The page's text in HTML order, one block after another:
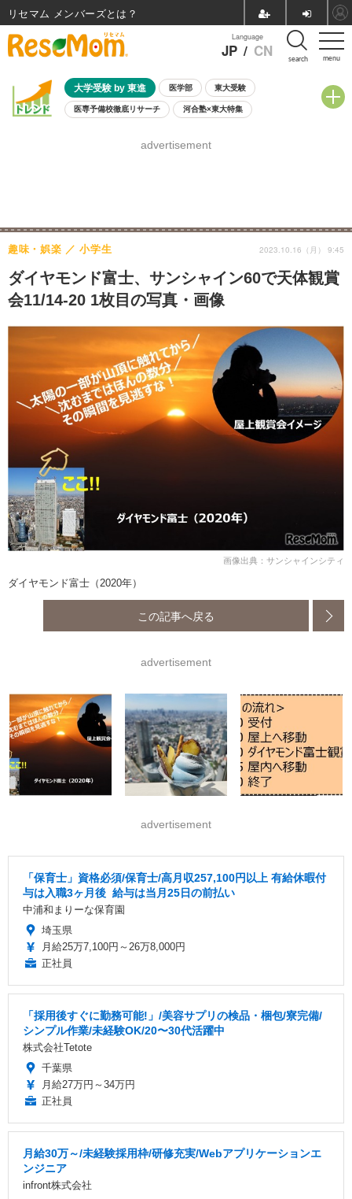
menu
Language
JP / CN search
大学受験 by 東進 医学部 東大受験
医専予備校徹底リサーチ 河合塾×東大特集
8月開催学校説明会・相談会
advertisement
ダイヤモンド富士、サンシャイン60で天体観賞
会11/14-20 1枚目の写真・画像
趣味・娯楽 小学生 2023.10.16（月） 9:45
画像出典：サンシャインシティ
ダイヤモンド富士（2020年）
この記事へ戻る
advertisement
advertisement
「保育士」資格必須/保育士/️高月収257,100円以上 ️有給休暇付
与は入職3ヶ月後 ️ 給与は当月25日の前払い
中浦和まりーな保育園
埼玉県
月給25万7,100円～26万8,000円
正社員
「採用後すぐに勤務可能!」/美容サプリの検品・梱包/寮完備/
シンプル作業/未経験OK/20〜30代活躍中
株式会社Tetote
千葉県
月給27万円～34万円
正社員
月給30万～/未経験採用枠/研修充実/Webアプリケーションエ
ンジニア
infront株式会社
リセマム メンバーズ